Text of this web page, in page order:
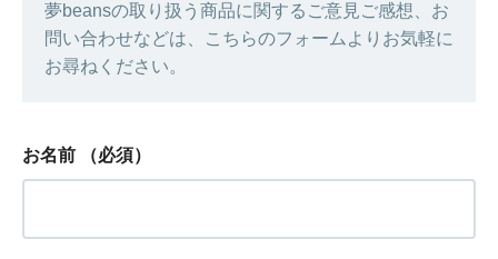
夢beansの取り扱う商品に関するご意見ご感想、お
問い合わせなどは、こちらのフォームよりお気軽に
お尋ねください。
お名前 （必須）